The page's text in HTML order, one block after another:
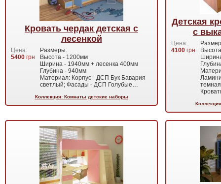
Кровать чердак детская с
лесенкой
Цена:
5400 грн
Размеры:
Высота - 1200мм
Ширина - 1940мм + лесенка 400мм
Глубина - 940мм
Материал: Корпус - ДСП Бук Бавария
светлый; Фасады - ДСП Голубые…
Коллекция: Комнаты детские наборы
Детская
с
Цена:
4100 грн